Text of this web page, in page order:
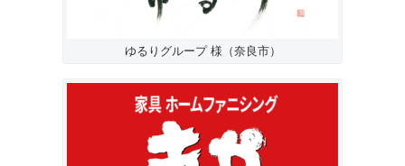
ゆるりグループ 様（奈良市）